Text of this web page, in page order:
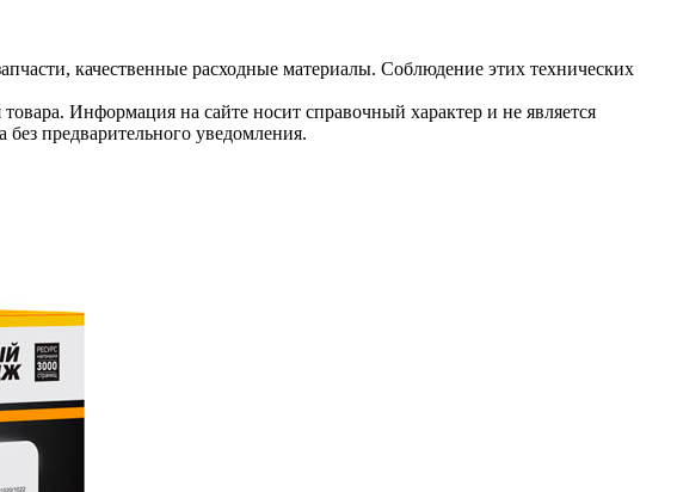
качественные расходные материалы. Соблюдение этих технических
Информация на сайте носит справочный характер и не является
предварительного уведомления.